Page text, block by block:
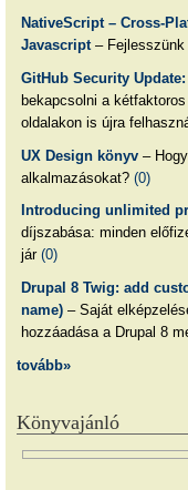
NativeScript – Cross-
Javascript– Fejlesszünk
GitHub Security
bekapcsolni a
oldalakon is újra
UX Design könyv–
alkalmazásokat? (0)
Introducing unlimited
díjszabása: minden
jár (0)
Drupal 8 Twig: add
name)– Saját
hozzáadása a Drupal 8
tovább»
Könyvajánló